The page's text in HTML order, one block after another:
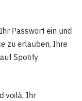
Passwort ein und
zu erlauben, Ihre
Spotify
voilà, Ihr